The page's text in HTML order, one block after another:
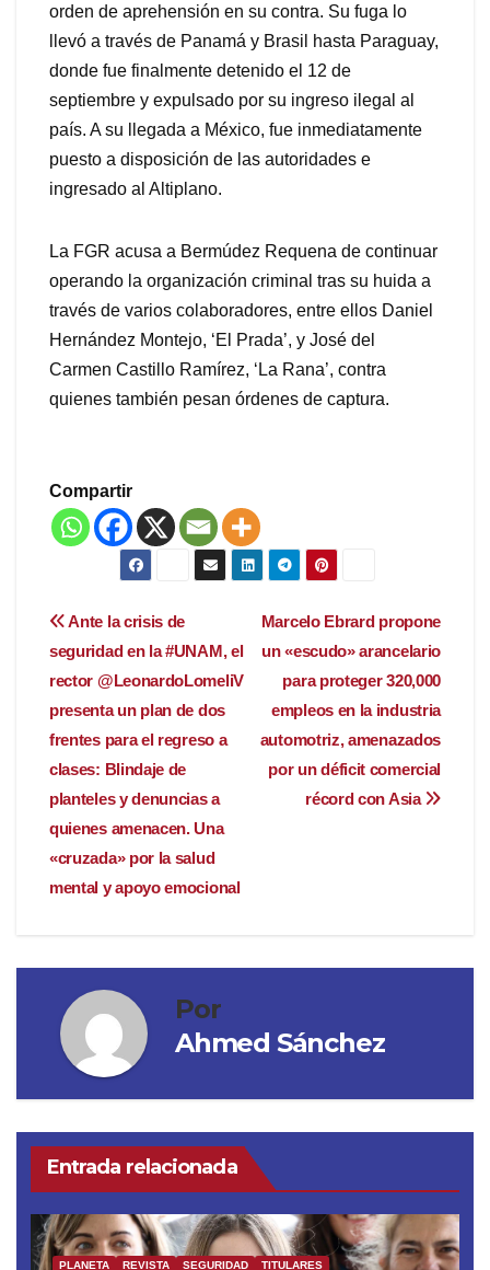
orden de aprehensión en su contra. Su fuga lo
llevó a través de Panamá y Brasil hasta Paraguay,
donde fue finalmente detenido el 12 de
septiembre y expulsado por su ingreso ilegal al
país. A su llegada a México, fue inmediatamente
puesto a disposición de las autoridades e
ingresado al Altiplano.
La FGR acusa a Bermúdez Requena de continuar
operando la organización criminal tras su huida a
través de varios colaboradores, entre ellos Daniel
Hernández Montejo, ‘El Prada’, y José del
Carmen Castillo Ramírez, ‘La Rana’, contra
quienes también pesan órdenes de captura.
Compartir
Navegación
de
entradas
Marcelo Ebrard propone
un «escudo» arancelario
para proteger 320,000
empleos en la industria
automotriz, amenazados
por un déficit comercial
récord con Asia
Ante la crisis de
seguridad en la #UNAM, el
rector @LeonardoLomeliV
presenta un plan de dos
frentes para el regreso a
clases: Blindaje de
planteles y denuncias a
quienes amenacen. Una
«cruzada» por la salud
mental y apoyo emocional
Por
Ahmed Sánchez
Entrada relacionada
PLANETA REVISTA SEGURIDAD TITULARES